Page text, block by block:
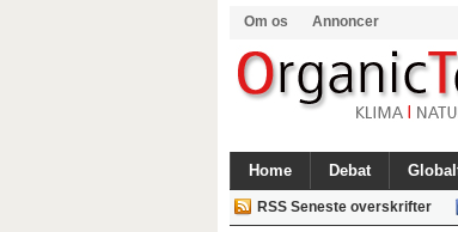
Om os Annoncer
Home Debat
RSS Seneste overskrifter